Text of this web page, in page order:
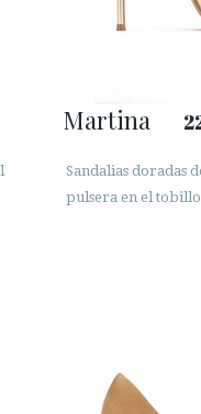
Martina
Sandalias doradas
pulsera en el tobillo